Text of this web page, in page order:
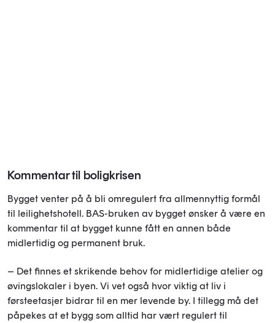
Kommentar til boligkrisen
Bygget venter på å bli omregulert fra allmennyttig formål
til leilighetshotell. BAS-bruken av bygget ønsker å være en
kommentar til at bygget kunne fått en annen både
midlertidig og permanent bruk.
– Det finnes et skrikende behov for midlertidige atelier og
øvingslokaler i byen. Vi vet også hvor viktig at liv i
førsteetasjer bidrar til en mer levende by. I tillegg må det
påpekes at et bygg som alltid har vært regulert til